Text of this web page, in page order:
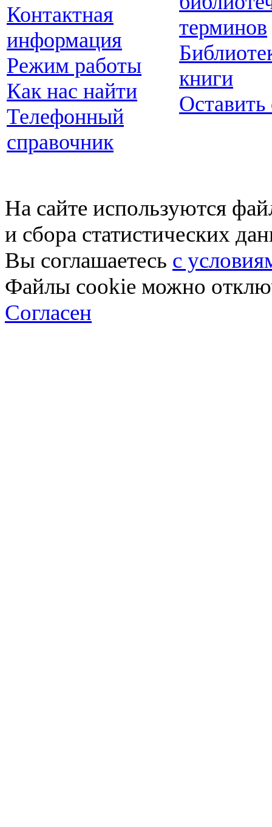
Контактная
информация
Режим работы
Как нас найти
Телефонный
справочник
терминов
книги
Оставить
На сайте используются
и сбора статистических
Вы соглашаетесь с
Файлы cookie можно
Согласен